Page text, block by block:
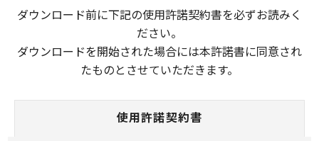
ダウンロード前に下記の使用許諾契約書を必ずお読みく
ださい。
ダウンロードを開始された場合には本許諾書に同意され
たものとさせていただきます。
使用許諾契約書